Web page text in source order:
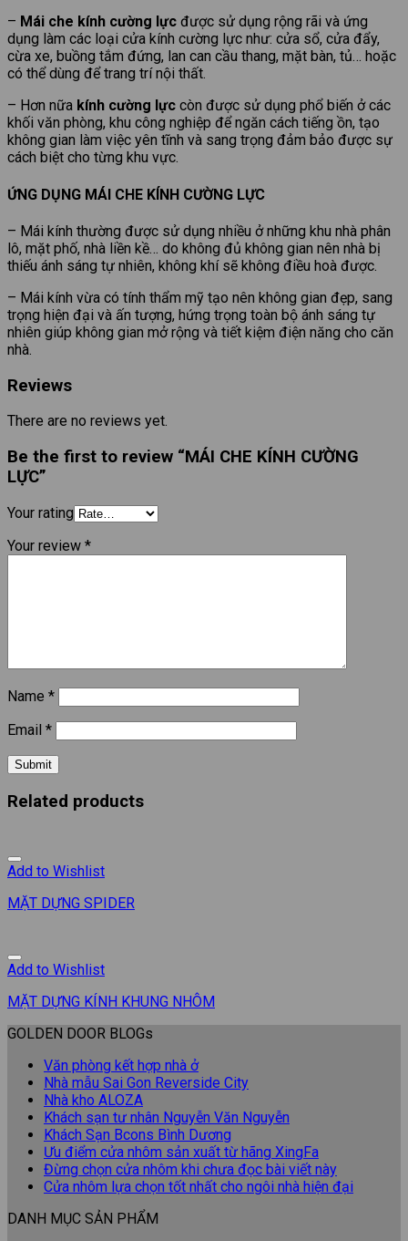
– Mái che kính cường lực được sử dụng rộng rãi và ứng
dụng làm các loại cửa kính cường lực như: cửa sổ, cửa đẩy,
cừa xe, buồng tắm đứng, lan can cầu thang, mặt bàn, tủ… hoặc
có thể dùng để trang trí nội thất.
– Hơn nữa kính cường lực còn được sử dụng phổ biến ở các
khối văn phòng, khu công nghiệp để ngăn cách tiếng ồn, tạo
không gian làm việc yên tĩnh và sang trọng đảm bảo được sự
cách biệt cho từng khu vực.
ỨNG DỤNG MÁI CHE KÍNH CƯỜNG LỰC
– Mái kính thường được sử dụng nhiều ở những khu nhà phân
lô, mặt phố, nhà liền kề… do không đủ không gian nên nhà bị
thiếu ánh sáng tự nhiên, không khí sẽ không điều hoà được.
– Mái kính vừa có tính thẩm mỹ tạo nên không gian đẹp, sang
trọng hiện đại và ấn tượng, hứng trọng toàn bộ ánh sáng tự
nhiên giúp không gian mở rộng và tiết kiệm điện năng cho căn
nhà.
Reviews
There are no reviews yet.
Be the first to review “MÁI CHE KÍNH CƯỜNG
LỰC”
Your rating
Your review *
Name *
Email *
Related products
Add to Wishlist
MẶT DỰNG SPIDER
Add to Wishlist
MẶT DỰNG KÍNH KHUNG NHÔM
GOLDEN DOOR BLOGs
Văn phòng kết hợp nhà ở
Nhà mẫu Sai Gon Reverside City
Nhà kho ALOZA
Khách sạn tư nhân Nguyễn Văn Nguyễn
Khách Sạn Bcons Bình Dương
Ưu điểm cửa nhôm sản xuất từ hãng XingFa
Đừng chọn cửa nhôm khi chưa đọc bài viết này
Cửa nhôm lựa chọn tốt nhất cho ngôi nhà hiện đại
DANH MỤC SẢN PHẨM